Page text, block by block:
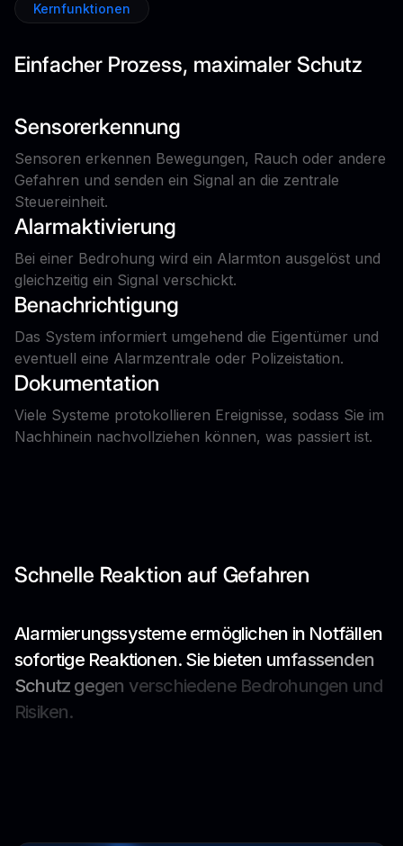
Kernfunktionen
Einfacher Prozess, maximaler Schutz
Sensorerkennung
Sensoren erkennen Bewegungen, Rauch oder andere
Gefahren und senden ein Signal an die zentrale
Steuereinheit.
Alarmaktivierung
Bei einer Bedrohung wird ein Alarmton ausgelöst und
gleichzeitig ein Signal verschickt.
Benachrichtigung
Das System informiert umgehend die Eigentümer und
eventuell eine Alarmzentrale oder Polizeistation.
Dokumentation
Viele Systeme protokollieren Ereignisse, sodass Sie im
Nachhinein nachvollziehen können, was passiert ist.
Schnelle Reaktion auf Gefahren
Alarmierungssysteme ermöglichen in Notfällen
sofortige Reaktionen. Sie bieten umfassenden
Schutz gegen verschiedene Bedrohungen und
Risiken.